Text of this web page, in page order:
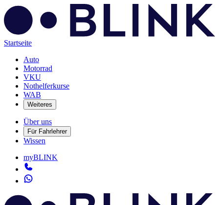
Startseite
Auto
Motorrad
VKU
Nothelferkurse
WAB
Weiteres
Über uns
Für Fahrlehrer
Wissen
myBLINK